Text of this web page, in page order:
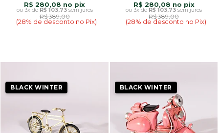
R$ 280,08
3xde R$ 103,73sem juros
R$ 389,00
(28% de desconto no Pix)
R$ 280,08
3xde R$ 103,73 sem juros
R$ 389,00
(28% de desconto no Pix)
BLACK WINTER BLACK WINTER